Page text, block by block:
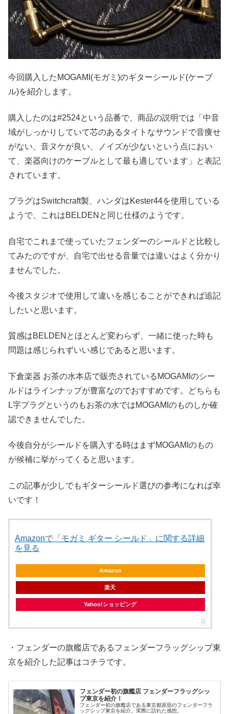
今回購入したMOGAMI(モガミ)のギターシールド(ケーブ
ル)を紹介します。
購入したのは#2524という品番で、商品の説明では「中音
域がしっかりしていて芯のあるタイトなサウンドで音痩せ
がない、音ヌケが良い、ノイズが少ないという点におい
て、楽器向けのケーブルとして最も適しています」と表記
されています。
プラグはSwitchcraft製、ハンダはKester44を使用している
ようで、これはBELDENと同じ仕様のようです。
自宅でこれまで使っていたフェンダーのシールドと比較し
てみたのですが、自宅で出せる音量では違いはよく分かり
ませんでした。
今後スタジオで使用して違いを感じることができれば追記
したいと思います。
質感はBELDENとほとんど変わらず、一緒に使った時も
問題は感じられずいい感じであると思います。
下倉楽器 お茶の水本店で販売されているMOGAMIのシー
ルドはラインナップが豊富なのでおすすめです。どちらも
L字プラグというのもお茶の水ではMOGAMIのものしか確
認できませんでした。
今後自分がシールドを購入する時はまずMOGAMIのもの
が候補に挙がってくると思います。
この記事が少しでもギターシールド選びの参考になれば幸
いです！
Amazonで「モガミ ギター シールド」に関する詳細
を見る
Amazon
楽天
Yahoo!ショッピング
・フェンダーの旗艦店であるフェンダーフラッグシップ東
京を紹介した記事はコチラです。
フェンダー初の旗艦店 フェンダーフラッグシッ
プ東京を紹介！
フェンダー初の旗艦店である東京都原宿のフェンダーフラ
ッグシップ東京を紹介。実際に訪れた感想。